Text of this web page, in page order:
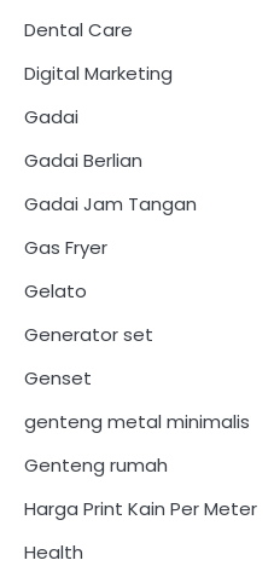
Dental Care
Digital Marketing
Gadai
Gadai Berlian
Gadai Jam Tangan
Gas Fryer
Gelato
Generator set
Genset
genteng metal minimalis
Genteng rumah
Harga Print Kain Per Meter
Health